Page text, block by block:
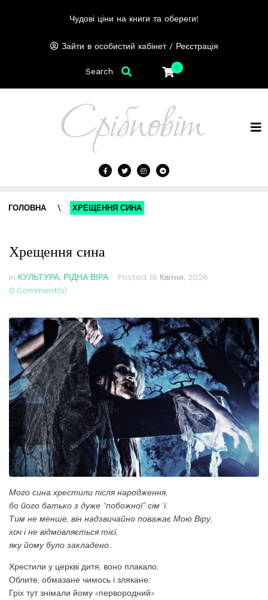
Чудові ціни на книги та обереги!
Зайти в особистий кабінет / Реєстрація
0
Search
ГОЛОВНА \ ХРЕЩЕННЯ СИНА
Хрещення сина
In КУЛЬТУРА РІДНА ВІРА Posted 18 Квітня, 2026
0 Comment(s)
Мого сина хрестили після народження,
бо його батько з дуже “побожної” сім`ї.
Тим не менше, він надзвичайно поважає Мою Віру,
хоч і не відмовляється тієї,
яку йому було закладено..
Хрестили у церкві дитя, воно плакало,
Облите, обмазане чимось і злякане.
Гріх тут знімали йому «первородний»